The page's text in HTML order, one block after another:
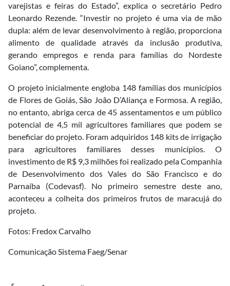
varejistas e feiras do Estado”, explica o secretário Pedro
Leonardo Rezende. “Investir no projeto é uma via de mão
dupla: além de levar desenvolvimento à região, proporciona
alimento de qualidade através da inclusão produtiva,
gerando empregos e renda para famílias do Nordeste
Goiano”, complementa.
O projeto inicialmente engloba 148 famílias dos municípios
de Flores de Goiás, São João D’Aliança e Formosa. A região,
no entanto, abriga cerca de 45 assentamentos e um público
potencial de 4,5 mil agricultores familiares que podem se
beneficiar do projeto. Foram adquiridos 148 kits de irrigação
para agricultores familiares desses municípios. O
investimento de R$ 9,3 milhões foi realizado pela Companhia
de Desenvolvimento dos Vales do São Francisco e do
Parnaíba (Codevasf). No primeiro semestre deste ano,
aconteceu a colheita dos primeiros frutos de maracujá do
projeto.
Fotos: Fredox Carvalho
Comunicação Sistema Faeg/Senar